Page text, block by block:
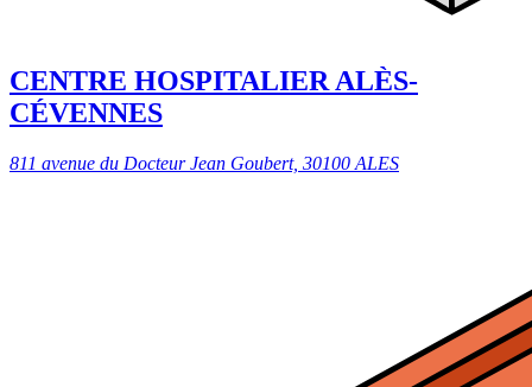
CENTRE HOSPITALIER ALÈS-
CÉVENNES
811 avenue du Docteur Jean Goubert, 30100 ALES